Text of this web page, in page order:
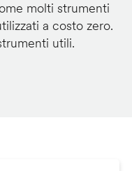
molti strumenti
a costo zero.
utili.